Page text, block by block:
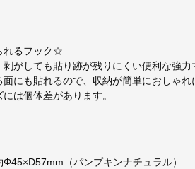
れるフック☆
がしても貼り跡が残りにくい便利な強力
にも貼れるので、収納が簡単におしゃれ
は個体差があります。
（パンプキンナチュラル）